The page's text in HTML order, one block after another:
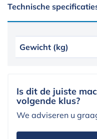
Technische
Gewicht (kg)
Is dit de juiste
volgende klus?
We adviseren u